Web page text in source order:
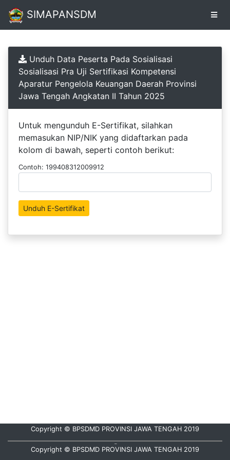
SIMAPANSDM
Online
Unduh
Sertifikat
Unduh Data Peserta Pada Sosialisasi
Sosialisasi Pra Uji Sertifikasi Kompetensi
Aparatur Pengelola Keuangan Daerah Provinsi
Jawa Tengah Angkatan II Tahun 2025
Untuk mengunduh E-Sertifikat, silahkan
memasukan NIP/NIK yang didaftarkan pada
kolom di bawah, seperti contoh berikut:
Contoh: 199408312009912
Unduh E-Sertifikat
Copyright © BPSDMD PROVINSI JAWA TENGAH 2019
Hubungi Kami : 08112835000
Copyright © BPSDMD PROVINSI JAWA TENGAH 2019